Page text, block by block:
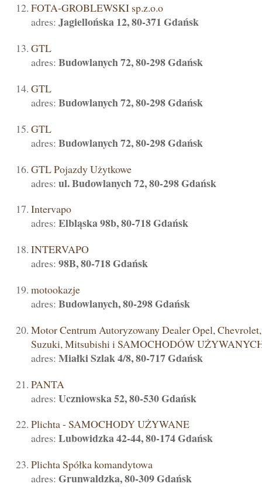
FOTA-GROBLEWSKI sp.z.o.o
adres: Jagiellońska 12, 80-371 Gdańsk
GTL
adres: Budowlanych 72, 80-298 Gdańsk
GTL
adres: Budowlanych 72, 80-298 Gdańsk
GTL
adres: Budowlanych 72, 80-298 Gdańsk
GTL Pojazdy Użytkowe
adres: ul. Budowlanych 72, 80-298 Gdańsk
Intervapo
adres: Elbląska 98b, 80-718 Gdańsk
INTERVAPO
adres: 98B, 80-718 Gdańsk
motookazje
adres: Budowlanych, 80-298 Gdańsk
Motor Centrum Autoryzowany Dealer Opel,
Suzuki, Mitsubishi i SAMOCHODÓW
adres: Miałki Szlak 4/8, 80-717 Gdańsk
PANTA
adres: Uczniowska 52, 80-530 Gdańsk
Plichta - SAMOCHODY UŻYWANE
adres: Lubowidzka 42-44, 80-174 Gdańsk
Plichta Spółka komandytowa
adres: Grunwaldzka, 80-309 Gdańsk